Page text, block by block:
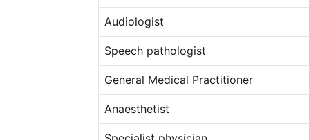
Audiologist
Speech pathologist
General Medical Practitioner
Anaesthetist